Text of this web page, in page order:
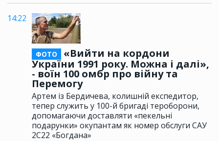
14:22
ФОТО
«Вийти на кордони
України 1991 року. Можна і далі»,
- воїн 100 омбр про війну та
Перемогу
Артем із Бердичева, колишній експедитор,
тепер служить у 100-й бригаді тероборони,
допомагаючи доставляти «пекельні
подарунки» окупантам як номер обслуги САУ
2С22 «Богдана»